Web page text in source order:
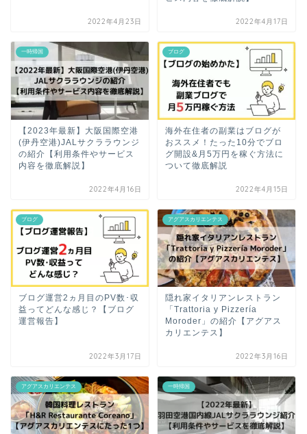
2022年4月23日 2022年4月17日
一時帰国
【2023年最新】大阪国際空港
(伊丹空港)JALサクララウンジ
の紹介【利用条件やサービス
内容を徹底解説】
2022年4月16日
ブログ
海外在住者の副業はブログが
おススメ！たった10分でブロ
グ開設&月5万円を稼ぐ方法に
ついて徹底解説
2022年4月15日
ブログ
ブログ運営2ヵ月目のPV数･収
益ってどんな感じ？【ブログ
運営報告】
2022年3月17日
アグアスカリエンテス
隠れ家イタリアンレストラン
「Trattoria y Pizzería
Moroder」の紹介【アグアス
カリエンテス】
2022年3月16日
アグアスカリエンテス 一時帰国